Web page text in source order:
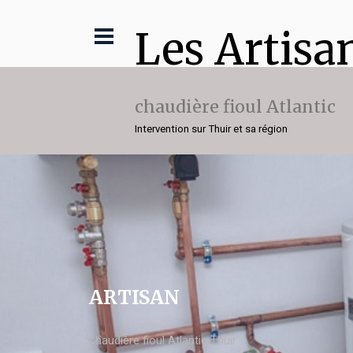
Les
chaudière fioul Atlantic
Intervention sur Thuir et sa région
ARTISAN
chaudière fioul Atlantic Thuir